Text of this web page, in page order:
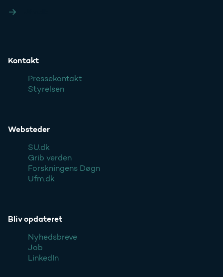
Kontakt
Pressekontakt
Styrelsen
Websteder
SU.dk
Grib verden
Forskningens Døgn
Ufm.dk
Bliv opdateret
Nyhedsbreve
Job
LinkedIn